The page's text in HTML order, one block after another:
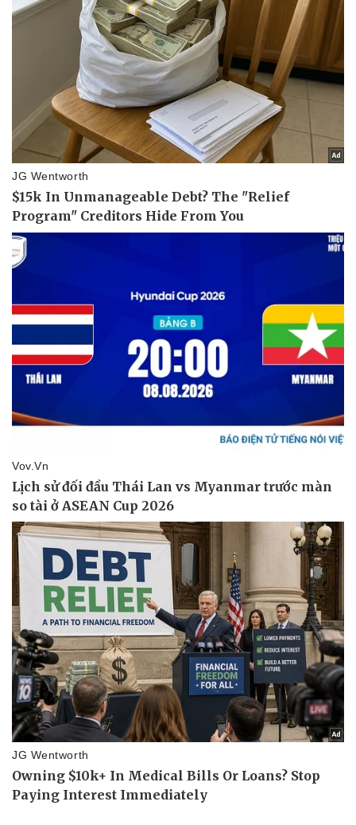
Sức khỏe
Dinh dưỡng - món ngon
Cây thuốc
Sản phụ khoa
Nhi khoa
Nam khoa
Làm đẹp - giảm cân
Phòng mạch online
Ăn sạch sống khỏe
Đời sống
Nhà đẹp
Blog
Tình yêu - Gia đình